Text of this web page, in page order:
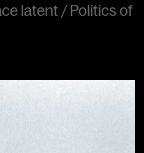
latent / Politics of